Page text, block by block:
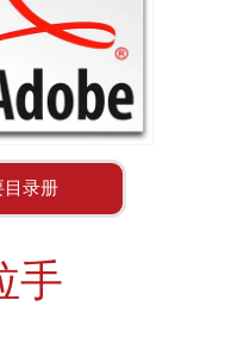
目录册
手